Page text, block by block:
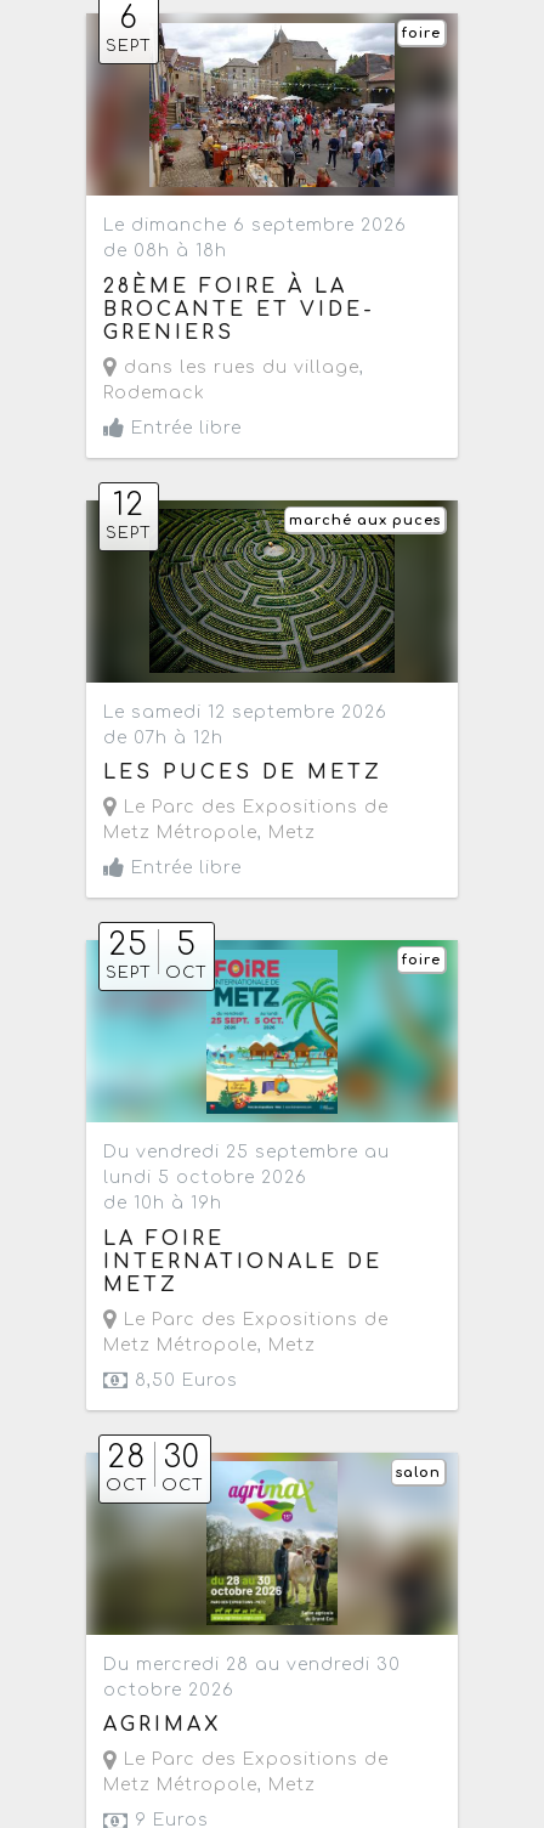
6
SEPT
foire
Le dimanche 6 septembre 2026
de 08h à 18h
28ÈME FOIRE À LA
BROCANTE ET VIDE-
GRENIERS
dans les rues du village,
Rodemack
Entrée libre
12
SEPT
marché aux puces
Le samedi 12 septembre 2026
de 07h à 12h
LES PUCES DE METZ
Le Parc des Expositions de
Metz Métropole, Metz
Entrée libre
25
SEPT
5
OCT
foire
Du vendredi 25 septembre au
lundi 5 octobre 2026
de 10h à 19h
LA FOIRE
INTERNATIONALE DE
METZ
Le Parc des Expositions de
Metz Métropole, Metz
8,50 Euros
28
OCT
30
OCT
salon
Du mercredi 28 au vendredi 30
octobre 2026
AGRIMAX
Le Parc des Expositions de
Metz Métropole, Metz
9 Euros